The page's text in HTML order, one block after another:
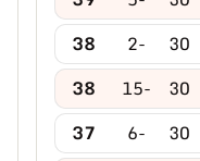
30
-2
38
30
-15
38
30
-6
37